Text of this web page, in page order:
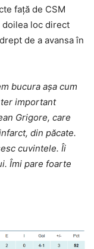
față de CSM
doilea loc direct
de a avansa în
bucura aşa cum
important
Grigore, care
din păcate.
cuvintele. Îi
Îmi pare foarte